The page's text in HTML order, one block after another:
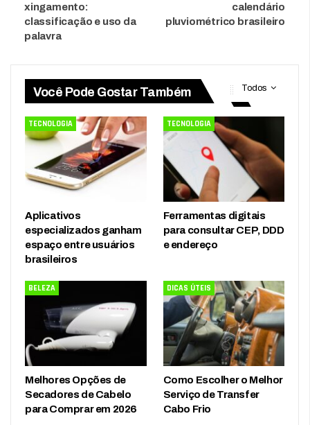
xingamento:
classificação e uso da
palavra
calendário
pluviométrico brasileiro
Todos
Você Pode Gostar Também
TECNOLOGIA
Aplicativos
especializados ganham
espaço entre usuários
brasileiros
TECNOLOGIA
Ferramentas digitais
para consultar CEP, DDD
e endereço
BELEZA
Melhores Opções de
Secadores de Cabelo
para Comprar em 2026
DICAS ÚTEIS
Como Escolher o Melhor
Serviço de Transfer
Cabo Frio